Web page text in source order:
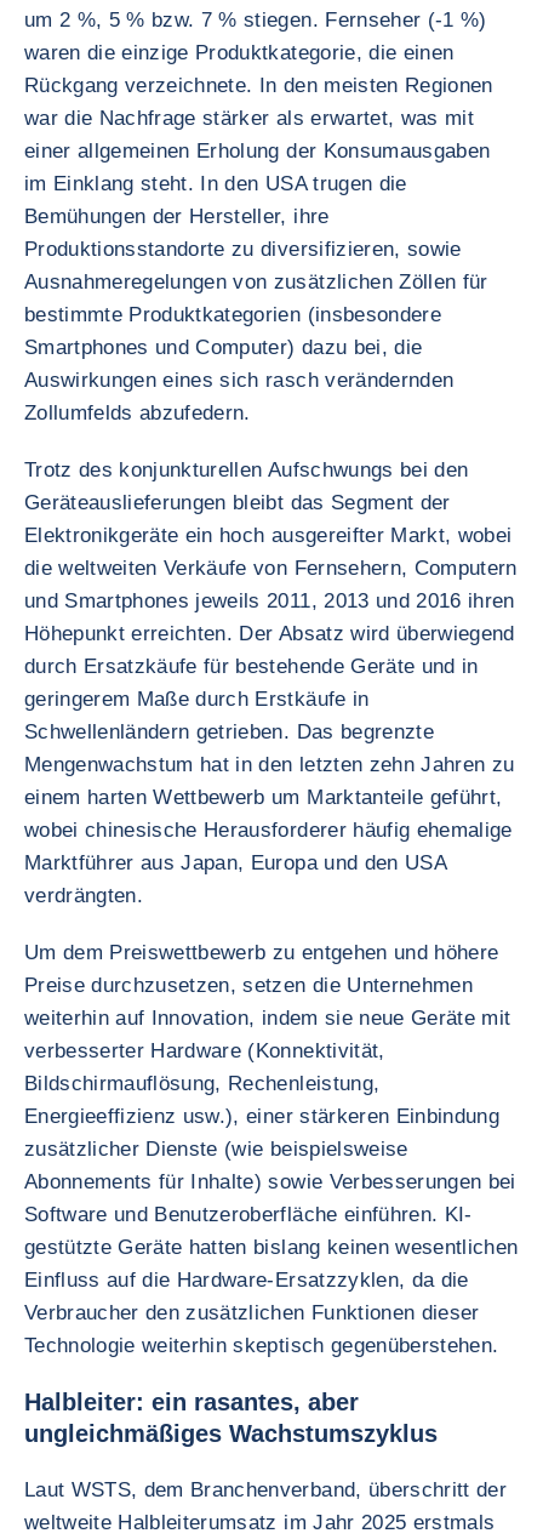
um 2 %, 5 % bzw. 7 % stiegen. Fernseher (-1 %)
waren die einzige Produktkategorie, die einen
Rückgang verzeichnete. In den meisten Regionen
war die Nachfrage stärker als erwartet, was mit
einer allgemeinen Erholung der Konsumausgaben
im Einklang steht. In den USA trugen die
Bemühungen der Hersteller, ihre
Produktionsstandorte zu diversifizieren, sowie
Ausnahmeregelungen von zusätzlichen Zöllen für
bestimmte Produktkategorien (insbesondere
Smartphones und Computer) dazu bei, die
Auswirkungen eines sich rasch verändernden
Zollumfelds abzufedern.
Trotz des konjunkturellen Aufschwungs bei den
Geräteauslieferungen bleibt das Segment der
Elektronikgeräte ein hoch ausgereifter Markt, wobei
die weltweiten Verkäufe von Fernsehern, Computern
und Smartphones jeweils 2011, 2013 und 2016 ihren
Höhepunkt erreichten. Der Absatz wird überwiegend
durch Ersatzkäufe für bestehende Geräte und in
geringerem Maße durch Erstkäufe in
Schwellenländern getrieben. Das begrenzte
Mengenwachstum hat in den letzten zehn Jahren zu
einem harten Wettbewerb um Marktanteile geführt,
wobei chinesische Herausforderer häufig ehemalige
Marktführer aus Japan, Europa und den USA
verdrängten.
Um dem Preiswettbewerb zu entgehen und höhere
Preise durchzusetzen, setzen die Unternehmen
weiterhin auf Innovation, indem sie neue Geräte mit
verbesserter Hardware (Konnektivität,
Bildschirmauflösung, Rechenleistung,
Energieeffizienz usw.), einer stärkeren Einbindung
zusätzlicher Dienste (wie beispielsweise
Abonnements für Inhalte) sowie Verbesserungen bei
Software und Benutzeroberfläche einführen. KI-
gestützte Geräte hatten bislang keinen wesentlichen
Einfluss auf die Hardware-Ersatzzyklen, da die
Verbraucher den zusätzlichen Funktionen dieser
Technologie weiterhin skeptisch gegenüberstehen.
Halbleiter: ein rasantes, aber
ungleichmäßiges Wachstumszyklus
Laut WSTS, dem Branchenverband, überschritt der
weltweite Halbleiterumsatz im Jahr 2025 erstmals